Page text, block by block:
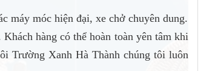
máy móc hiện đại, xe chở chuyên dung.
hàng có thể hoàn toàn yên tâm khi
Trường Xanh Hà Thành chúng tôi luôn